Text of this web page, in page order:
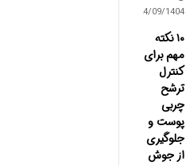
24/09/1404
۱۰ نکته
مهم برای
کنترل
ترشح
چربی
پوست و
جلوگیری
از جوش